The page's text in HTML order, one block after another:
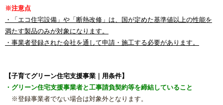
クロス（壁紙）張り替えリフォーム
【リフォーム】よくあるご質問
失敗したくない！リフォームで後悔しないための業者の選び
※注意点
・「エコ住宅設備」や「断熱改修」は、国が定めた基準値以上の性能を
満たす製品のみが対象になります。
・事業者登録された会社を通して申請・施工する必要があります。
【子育てグリーン住宅支援事業｜用条件】
・グリーン住宅支援事業者と工事請負契約等を締結していること
※登録事業者でない場合は対象外となります。